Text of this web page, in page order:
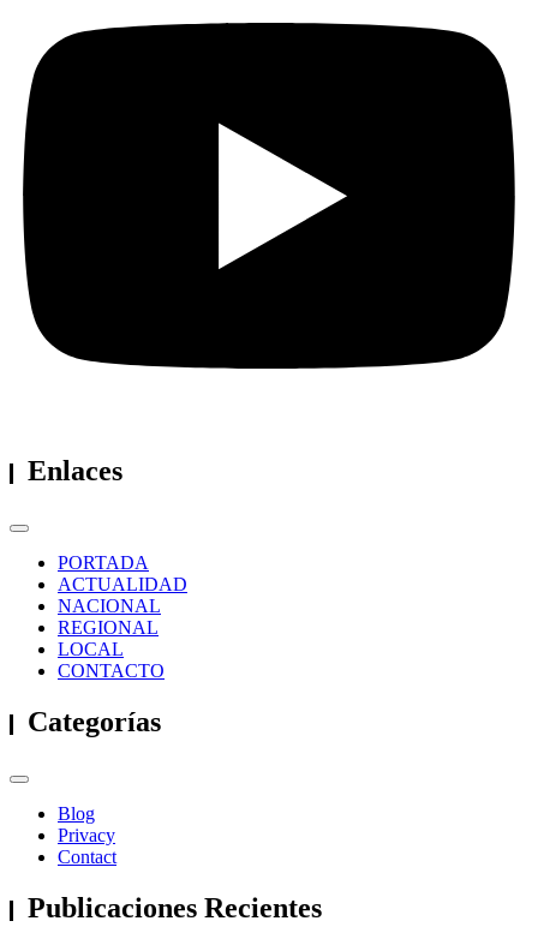
Enlaces
PORTADA
ACTUALIDAD
NACIONAL
REGIONAL
LOCAL
CONTACTO
Categorías
Blog
Privacy
Contact
Publicaciones Recientes